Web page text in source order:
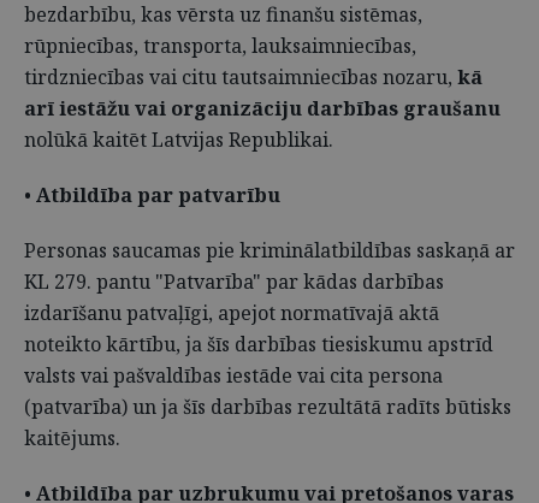
bezdarbību, kas vērsta uz finanšu sistēmas,
rūpniecības, transporta, lauksaimniecības,
tirdzniecības vai citu tautsaimniecības nozaru, kā
arī iestāžu vai organizāciju darbības graušanu
nolūkā kaitēt Latvijas Republikai.
• Atbildība par patvarību
Personas saucamas pie kriminālatbildības saskaņā ar
KL 279. pantu "Patvarība" par kādas darbības
izdarīšanu patvaļīgi, apejot normatīvajā aktā
noteikto kārtību, ja šīs darbības tiesiskumu apstrīd
valsts vai pašvaldības iestāde vai cita persona
(patvarība) un ja šīs darbības rezultātā radīts būtisks
kaitējums.
• Atbildība par uzbrukumu vai pretošanos varas